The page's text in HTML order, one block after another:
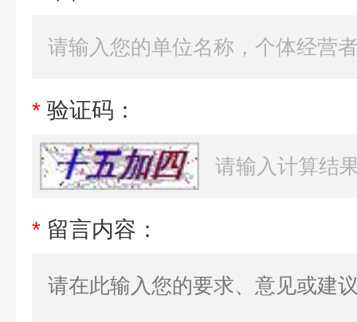
* 验证码：
* 留言内容：